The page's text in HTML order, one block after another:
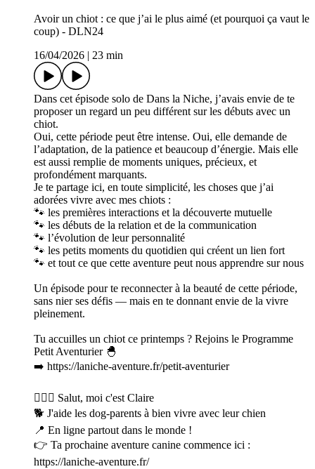
Avoir un chiot : ce que j’ai le plus aimé (et pourquoi ça vaut le
coup) - DLN24
16/04/2026
23 min
Dans cet épisode solo de Dans la Niche, j’avais envie de te
proposer un regard un peu différent sur les débuts avec un
chiot.
Oui, cette période peut être intense. Oui, elle demande de
l’adaptation, de la patience et beaucoup d’énergie. Mais elle
est aussi remplie de moments uniques, précieux, et
profondément marquants.
Je te partage ici, en toute simplicité, les choses que j’ai
adorées vivre avec mes chiots :
🐾 les premières interactions et la découverte mutuelle
🐾 les débuts de la relation et de la communication
🐾 l’évolution de leur personnalité
🐾 les petits moments du quotidien qui créent un lien fort
🐾 et tout ce que cette aventure peut nous apprendre sur nous
Un épisode pour te reconnecter à la beauté de cette période,
sans nier ses défis — mais en te donnant envie de la vivre
pleinement.
Tu accuilles un chiot ce printemps ? Rejoins le Programme
Petit Aventurier 🐣
➡️ https://laniche-aventure.fr/petit-aventurier
🙋🏻‍♀️ Salut, moi c'est Claire
🐕 J'aide les dog-parents à bien vivre avec leur chien
📍 En ligne partout dans le monde !
👉 Ta prochaine aventure canine commence ici :
https://laniche-aventure.fr/